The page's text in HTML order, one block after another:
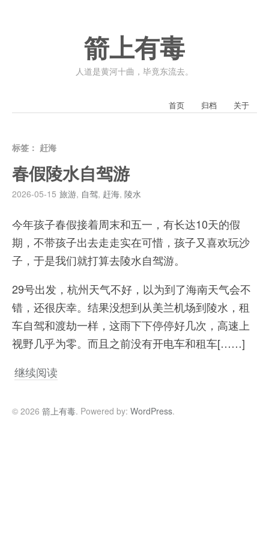
箭上有毒
人道是黄河十曲，毕竟东流去。
首页 归档 关于
标签： 赶海
春假陵水自驾游
2026-05-15 旅游, 自驾, 赶海, 陵水
今年孩子春假接着周末和五一，有长达10天的假
期，不带孩子出去走走实在可惜，孩子又喜欢玩沙
子，于是我们就打算去陵水自驾游。
29号出发，杭州天气不好，以为到了海南天气会不
错，还很庆幸。结果没想到从美兰机场到陵水，租
车自驾和渡劫一样，这雨下下停停好几次，高速上
视野几乎为零。而且之前没有开电车和租车[……]
继续阅读
© 2026 箭上有毒. Powered by: WordPress.